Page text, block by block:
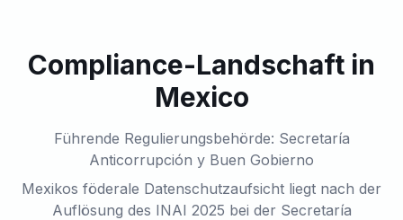
Compliance-Landschaft in
Mexico
Führende Regulierungsbehörde: Secretaría
Anticorrupción y Buen Gobierno
Mexikos föderale Datenschutzaufsicht liegt nach der
Auflösung des INAI 2025 bei der Secretaría